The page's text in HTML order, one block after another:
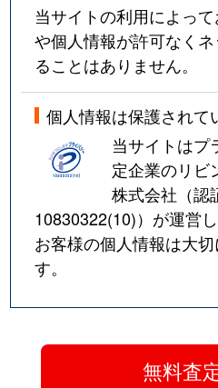
当サイトの利用によっ
や個人情報が許可なく
ることはありません。
個人情報は保護されて
当サイトはプ
定企業のリビ
株式会社（認
10830322(10)）が運営
お客様の個人情報は大
す。